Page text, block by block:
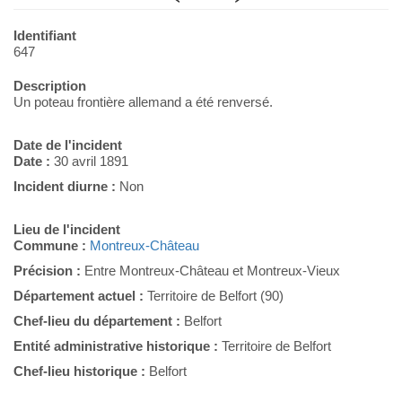
Identifiant
647
Description
Un poteau frontière allemand a été renversé.
Date de l'incident
Date : 30 avril 1891
Incident diurne : Non
Lieu de l'incident
Commune : Montreux-Château
Précision : Entre Montreux-Château et Montreux-Vieux
Département actuel : Territoire de Belfort (90)
Chef-lieu du département : Belfort
Entité administrative historique : Territoire de Belfort
Chef-lieu historique : Belfort